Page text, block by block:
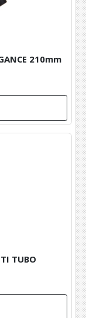
210mm
TUBO